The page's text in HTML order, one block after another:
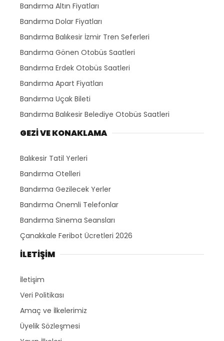
Bandırma Altın Fiyatları
Bandırma Dolar Fiyatları
Bandırma Balıkesir İzmir Tren Seferleri
Bandırma Gönen Otobüs Saatleri
Bandırma Erdek Otobüs Saatleri
Bandırma Apart Fiyatları
Bandırma Uçak Bileti
Bandırma Balıkesir Belediye Otobüs Saatleri
GEZİ VE KONAKLAMA
Balıkesir Tatil Yerleri
Bandırma Otelleri
Bandırma Gezilecek Yerler
Bandırma Önemli Telefonlar
Bandırma Sinema Seansları
Çanakkale Feribot Ücretleri 2026
İLETİŞİM
İletişim
Veri Politikası
Amaç ve İlkelerimiz
Üyelik Sözleşmesi